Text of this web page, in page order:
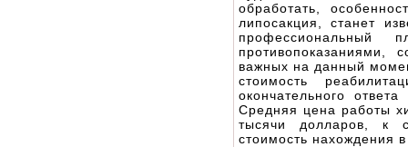
обработать,
липосакция, станет
профессиональный
противопоказаниями,
важных на данный
стоимость
окончательного
Средняя цена работы
тысячи долларов, к
стоимость нахождения